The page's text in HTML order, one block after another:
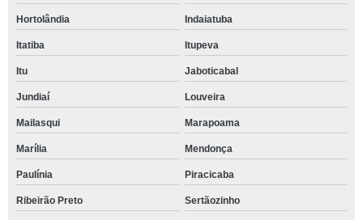
Hortolândia Indaiatuba
Itatiba Itupeva
Itu Jaboticabal
Jundiaí Louveira
Mailasqui Marapoama
Marília Mendonça
Paulínia Piracicaba
Ribeirão Preto Sertãozinho